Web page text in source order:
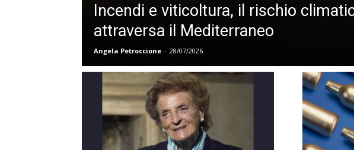
Incendi e viticoltura, il rischio
attraversa il Mediterraneo
Angela Petroccione - 28/07/2026